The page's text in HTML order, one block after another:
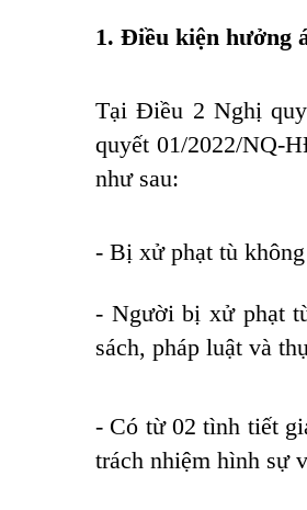
1. Điều kiện hưởng
Tại Điều 2 Nghị
quyết 01/2022/NQ-
như sau:
- Bị xử phạt tù
- Người bị xử phạt
sách, pháp luật và
- Có từ 02 tình tiết
trách nhiệm hình sự